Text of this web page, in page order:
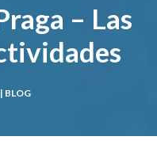
– Las
BLOG